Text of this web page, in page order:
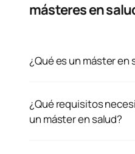
másteres en
¿Qué es un máster en
¿Qué requisitos
un máster en salud?